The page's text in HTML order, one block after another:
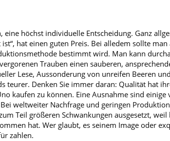
eine höchst individuelle Entscheidung. Ganz
hat einen guten Preis. Bei alledem sollte
bestimmt wird. Man kann
Trauben einen sauberen,
Lese, Aussonderung von unreifen Beeren
teurer. Denken Sie immer daran: Qualität hat
kaufen zu können. Eine Ausnahme sind
weltweiter Nachfrage und geringen
Teil größeren Schwankungen ausgesetzt,
hat. Wer glaubt, es seinem Image oder
zahlen.